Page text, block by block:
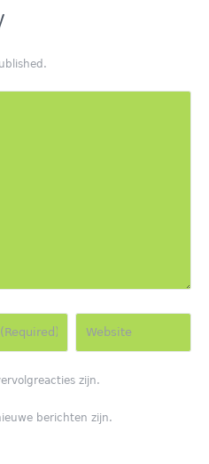
zijn.
berichten zijn.